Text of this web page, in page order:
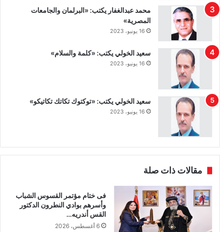
محمد عبدالغفار يكتب: «البرلمان والجامعات
المصرية»
16 يونيو، 2023
سعيد الخولي يكتب: «كلمة والسلام»
16 يونيو، 2023
سعيد الخولي يكتب: «توكتوك تكاتك تكاتيكو»
16 يونيو، 2023
مقالات ذات صلة
فى ختام مؤتمر القسوس الشباب
وأسرهم بوادي النطرون الدكتور
القس أندريه…
6 أغسطس، 2026